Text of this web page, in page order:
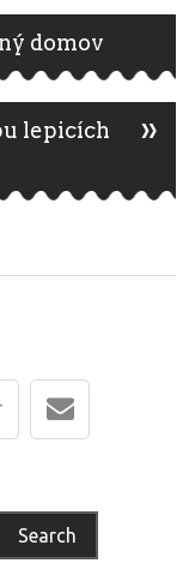
domov
lepicích
»
Search